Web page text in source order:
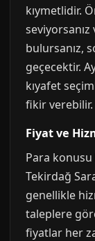
kıymetlidir.
bulursanız,
geçecektir.
kıyafet
fikir verebilir.
Fiyat ve
Para
Tekirdağ
genellikle
taleplere
fiyatlar her